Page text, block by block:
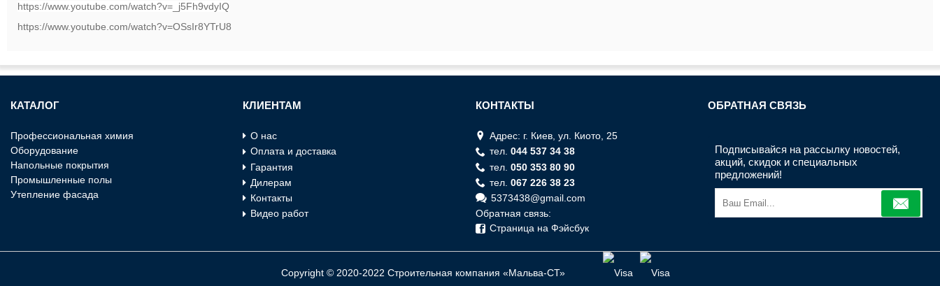
https://www.youtube.com/watch?v=_j5Fh9vdyIQ
https://www.youtube.com/watch?v=OSsIr8YTrU8
КАТАЛОГ
Профессиональная химия
Оборудование
Напольные покрытия
Промышленные полы
Утепление фасада
КЛИЕНТАМ
О нас
Оплата и доставка
Гарантия
Дилерам
Контакты
Видео работ
КОНТАКТЫ
Адрес: г. Киев, ул. Киото, 25
тел. 044 537 34 38
тел. 050 353 80 90
тел. 067 226 38 23
5373438@gmail.com
Обратная связь:
Страница на Фэйсбук
ОБРАТНАЯ СВЯЗЬ
Подписывайся на рассылку новостей,
акций, скидок и специальных
предложений!
Copyright © 2020-2022 Строительная компания «Мальва-СТ»